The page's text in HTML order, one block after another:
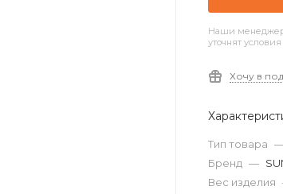
Наши
уточнят условия
Хочу в
Тип товара
Бренд —
Вес изделия